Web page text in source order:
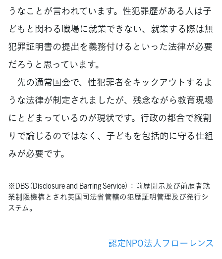
うなことが言われています。性犯罪歴がある人は子
どもと関わる職場に就業できない、就業する際は無
犯罪証明書の提出を義務付けるといった法律が必要
だろうと思っています。
先の通常国会で、性犯罪者をキックアウトするよ
うな法律が制定されましたが、残念ながら教育現場
にとどまっているのが現状です。行政の都合で縦割
りで論じるのではなく、子どもを包括的に守る仕組
みが必要です。
※DBS（Disclosure and Barring Service）：前歴開示及び前歴者就
業制限機構とされ英国司法省管轄の犯歴証明管理及び発行シ
ステム。
認定NPO法人フローレンス